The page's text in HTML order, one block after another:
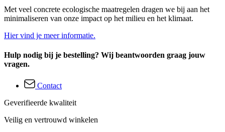
Met veel concrete ecologische maatregelen dragen we bij aan het
minimaliseren van onze impact op het milieu en het klimaat.
Hier vind je meer informatie.
Hulp nodig bij je bestelling? Wij beantwoorden graag jouw
vragen.
Contact
Geverifieerde kwaliteit
Veilig en vertrouwd winkelen